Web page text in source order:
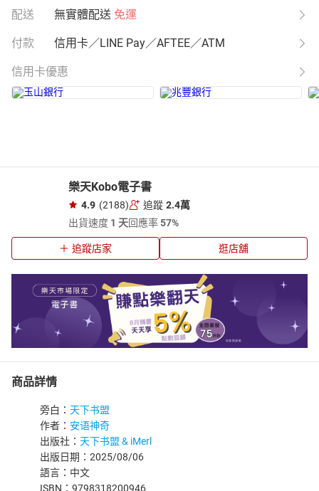
配送 無實體配送 免運
付款 信用卡／LINE Pay／AFTEE／ATM
信用卡優惠
樂天Kobo電子書
4.9 (2188) 追蹤 2.4萬
出貨速度 1 天回應率57%
追蹤店家 逛店舖
商品詳情
旁白： 天下书盟
作者： 安语神奇
出版社： 天下书盟 & iMerl
出版日期：2025/08/06
語言：中文
ISBN：9798318200946